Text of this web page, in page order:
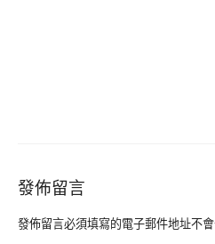
發佈留言
發佈留言必須填寫的電子郵件地址不會